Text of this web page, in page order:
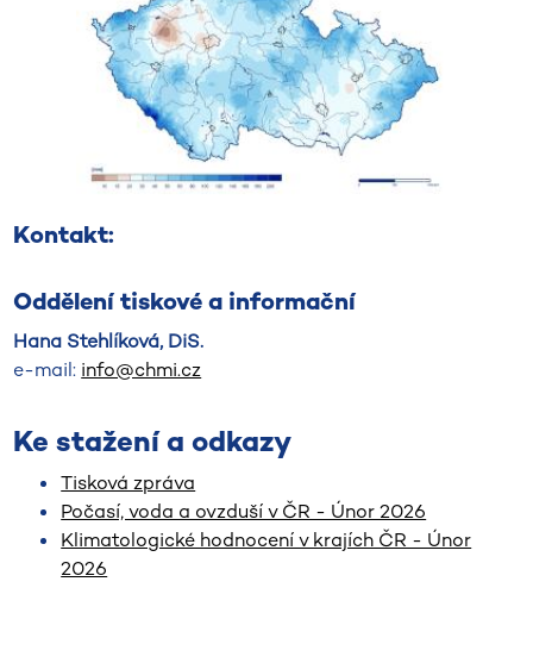
Kontakt:
Oddělení tiskové a informační
Hana Stehlíková, DiS.
e-mail: info@chmi.cz
Ke stažení a odkazy
Tisková zpráva
Počasí, voda a ovzduší v ČR - Únor 2026
Klimatologické hodnocení v krajích ČR - Únor
2026